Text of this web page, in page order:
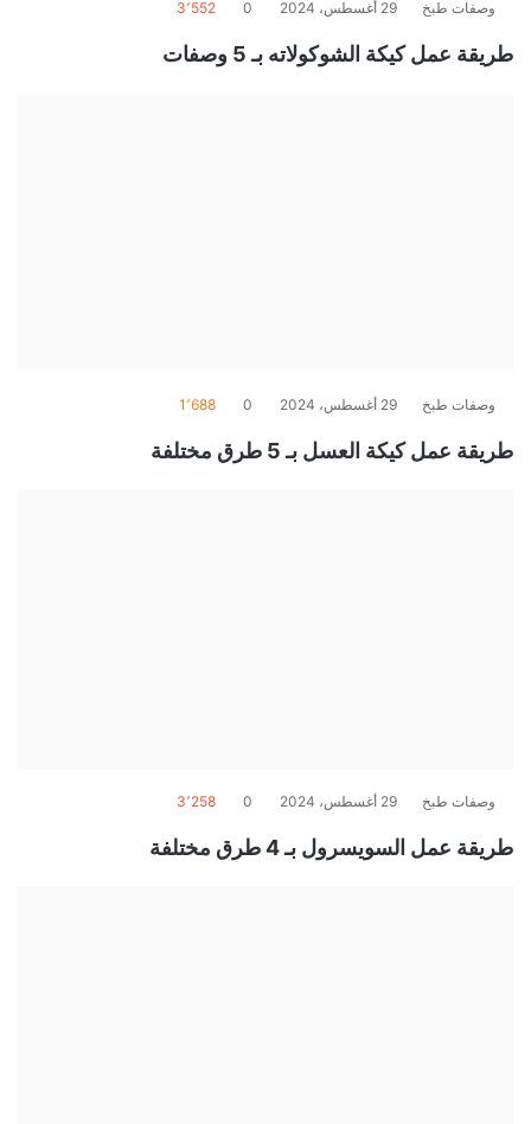
وصفات طبخ 29 أغسطس، 2024 0 3٬552
طريقة عمل كيكة الشوكولاته بـ 5 وصفات
وصفات طبخ 29 أغسطس، 2024 0 1٬688
طريقة عمل كيكة العسل بـ 5 طرق مختلفة
وصفات طبخ 29 أغسطس، 2024 0 3٬258
طريقة عمل السويسرول بـ 4 طرق مختلفة